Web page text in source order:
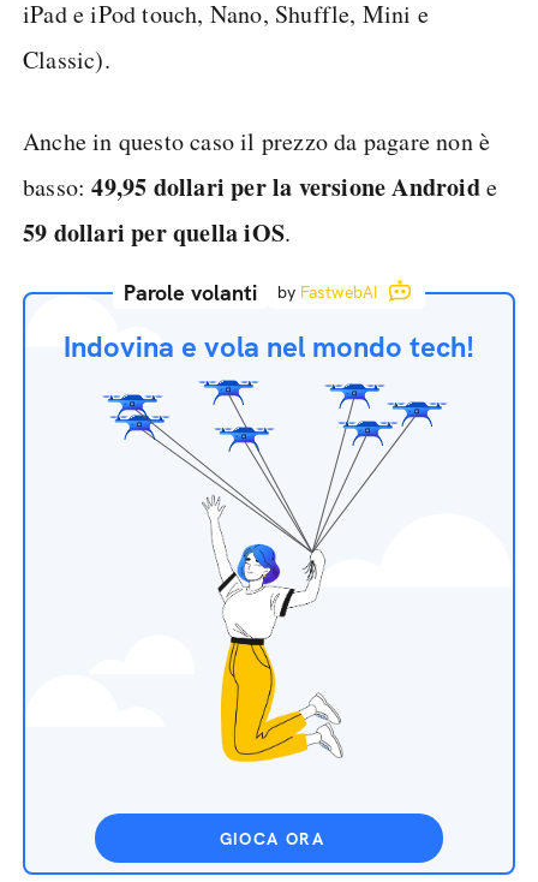
iPad e iPod touch, Nano, Shuffle, Mini e
Classic).
Anche in questo caso il prezzo da pagare non è
basso:49,95 dollari per la versione Androide
59 dollari per quella iOS.
Parole volanti by FastwebAI
Indovina e vola nel mondo tech!
GIOCA ORA